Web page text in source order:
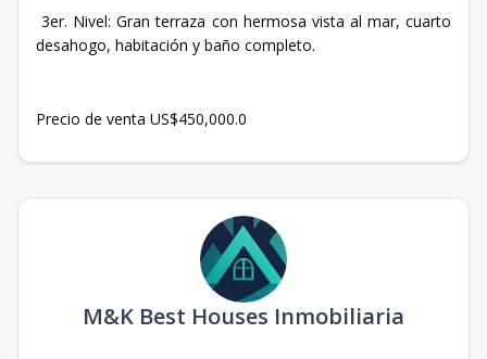
3er. Nivel: Gran terraza con hermosa vista al mar, cuarto
desahogo, habitación y baño completo.
Precio de venta US$450,000.0
M&K Best Houses Inmobiliaria